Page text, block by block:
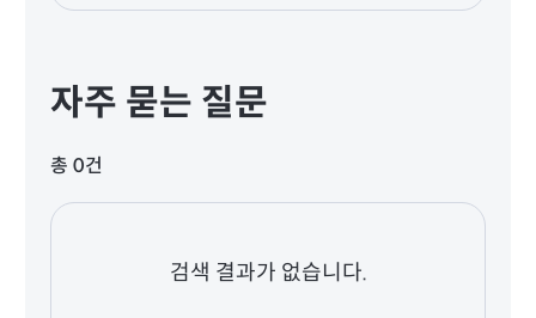
자주 묻는 질문
총 0건
검색 결과가 없습니다.